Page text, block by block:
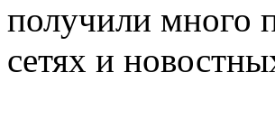
получили много
сетях и